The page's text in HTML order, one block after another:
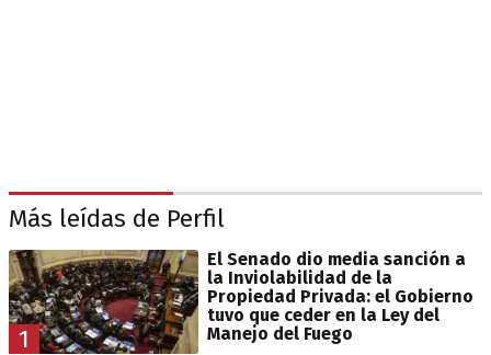
Más leídas de Perfil
1
El Senado dio media sanción a
la Inviolabilidad de la
Propiedad Privada: el Gobierno
tuvo que ceder en la Ley del
Manejo del Fuego